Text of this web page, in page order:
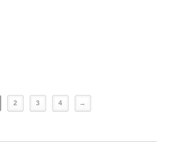
2 3 4 →